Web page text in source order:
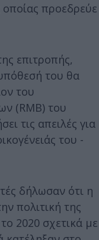
προεδρεύε
επιτροπής,
του θα
του
(RMB) του
τις απειλές για
του -
δήλωσαν ότι η
πολιτική της
2020 σχετικά με